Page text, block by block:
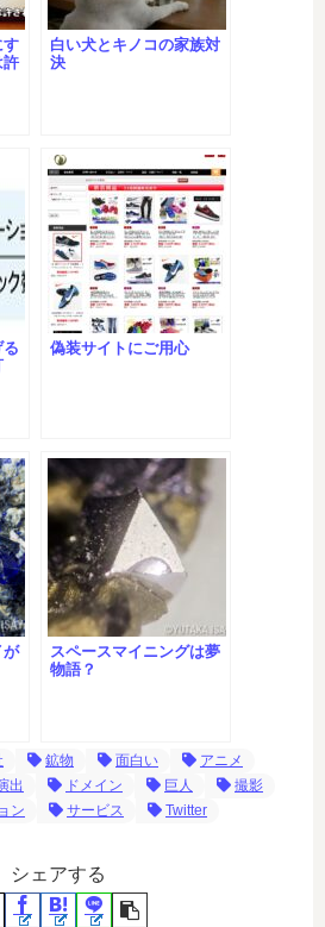
す
許
白い犬とキノコの家族対
決
偽装サイトにご用心
が
スペースマイニングは夢
物語？
鉱物 面白い
アニメ
出 ドメイン 巨人
撮影
ン サービス Twitter
シェアする